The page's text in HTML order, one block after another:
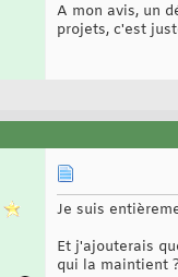
A mon avis, un
projets, c'est
Je suis
Et j'ajouterais
qui la maintient